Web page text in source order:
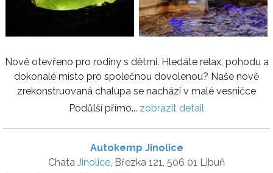
Nově otevřeno pro rodiny s dětmi. Hledáte relax, pohodu a
dokonalé místo pro společnou dovolenou? Naše nově
zrekonstruovaná chalupa se nachází v malé vesničce
Podůlší přímo... zobrazit detail
Autokemp Jinolice
Chata Jinolice, Březka 121, 506 01 Libuň